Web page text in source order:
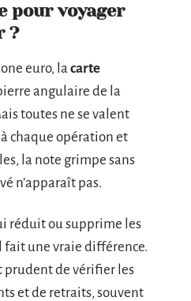
pour voyager
?
euro, la carte
angulaire de la
toutes ne se valent
chaque opération et
la note grimpe sans
n’apparaît pas.
réduit ou supprime les
fait une vraie différence.
prudent de vérifier les
et de retraits, souvent